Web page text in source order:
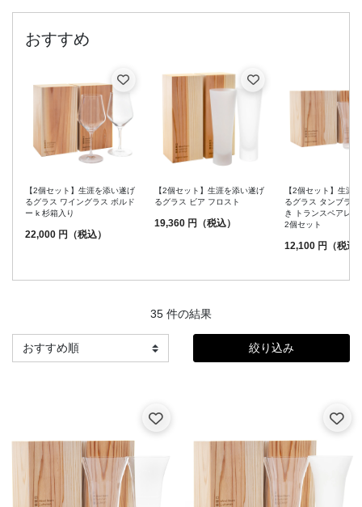
【2個セット】生涯を添い遂げ
るグラス ワイングラス ボルド
ー k 杉箱入り
22,000 円（税込）
【2個セット】生涯を添い遂げ
るグラス ビア フロスト
19,360 円（税込）
【2個セット】生涯
るグラス タンブラ
き トランスペアレン
2個セット
12,100 円（税込
35 件の結果
絞り込み